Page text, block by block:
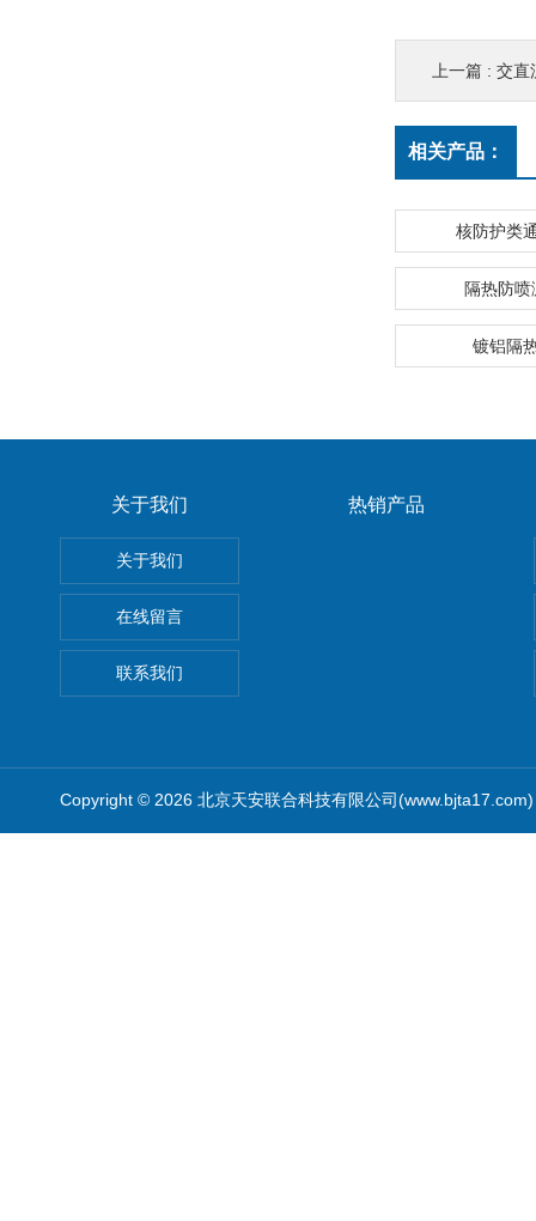
上一篇 : 交直
相关产品：
核防护类
隔热防
镀铝隔
关于我们
关于我们
在线留言
联系我们
热销产品
Copyright © 2026 北京天安联合科技有限公司